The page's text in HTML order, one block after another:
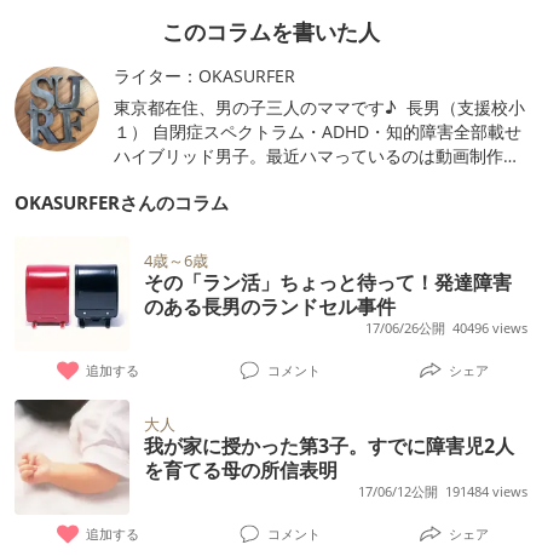
このコラムを書いた人
ライター：OKASURFER
東京都在住、男の子三人のママです♪ 長男（支援校小
１） 自閉症スペクトラム・ADHD・知的障害全部載せ
ハイブリッド男子。最近ハマっているのは動画制作、
た発達検査はすべてが【測定不能】の本格派。最近ハ
（生まれたて） 空気をよく読む男。最近ハマっている
のはうつぶせ。 障害に関して色々思い悩んだ過去や
ら、最近のことやらコラムに書かせていただいていま
す。 現在はいよいよ「生きてるからまあいいっか」
ます。
OKASURFERさんのコラム
4歳～6歳
その「ラン活」ちょっと待って！発達障害
のある長男のランドセル事件
17/06/26公開 40496 views
追加する コメント シェア
大人
我が家に授かった第3子。すでに障害児2人
を育てる母の所信表明
17/06/12公開 191484 views
追加する コメント シェア